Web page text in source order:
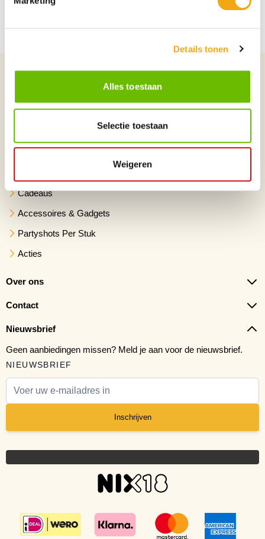
Details tonen
Alles toestaan
Selectie toestaan
Weigeren
Categorieën
Bierpakketten
Cadeaus
Accessoires & Gadgets
Partyshots Per Stuk
Acties
Over ons
Contact
Nieuwsbrief
Geen aanbiedingen missen? Meld je aan voor de nieuwsbrief.
NIEUWSBRIEF
Inschrijven